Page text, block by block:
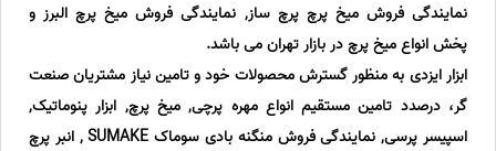
نمایندگی فروش میخ پرچ پرچ ساز, نمایندگی فروش میخ پرچ البرز و
پخش انواع میخ پرچ در بازار تهران می باشد.
ابزار ایزدی به منظور گسترش محصولات خود و تامین نیاز مشتریان صنعت
گر، درصدد تامین مستقیم انواع مهره پرچی, میخ پرچ, ابزار پنوماتیک,
اسپیسر پرسی, نمایندگی فروش منگنه بادی سوماک SUMAKE , انبر پرچ